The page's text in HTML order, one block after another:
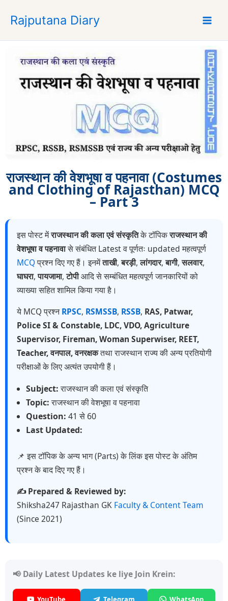
p
Rajputana Diary
राजस्थान की वेशभूषा व पहनावा (Costumes
and Clothing of Rajasthan) MCQ
– Part 3
इस पोस्ट मेंराजस्थान की कला एवं संस्कृतिके टॉपिकराजस्थान की
वेशभूषा व पहनावासे संबंधित Latest व पूर्णतः updated महत्वपूर्ण
MCQप्रश्न दिए गए हैं। इनमेंताखी,बरड़ी,लांगदार,बागी,सलवार,
घाघरा,पायजामा,टोपीआदि से सम्बंधित महत्वपूर्ण जानकारियों को
व्याख्या सहित शामिल किया गया है।
ये MCQ प्रश्नRPSC, RSMSSB, RSSB, RAS, Patwar,
Police SI & Constable, LDC, VDO, Agriculture
Supervisor, Fireman, Woman Superwiser, REET,
Teacher, वनपाल, वनरक्षकतथा राजस्थान राज्य की अन्य प्रतियोगी
परीक्षाओं के लिए अत्यंत उपयोगी हैं।
Subject:राजस्थान की कला एवं संस्कृति
Topic:राजस्थान की वेशभूषा व पहनावा
Question: 41 से 60
Last Updated:
📌 इस टॉपिक के अन्य भाग (Parts) के लिंक इस पोस्ट के अंतिम
प्रश्न के बाद दिए गए हैं।
✍️ Prepared & Reviewed by:
Shiksha247 Rajasthan GK Faculty & Content Team
(Since 2021)
📢 Daily Latest Updates ke liye Join Krein: